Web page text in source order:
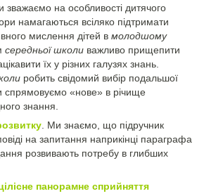
зважаємо на особливості дитячого
намагаються всіляко підтримати
мислення дітей в молодшому
середньої школи важливо прищепити
їх у різних галузях знань.
робить свідомий вибір подальшої
«нове» в річище
знання.
. Ми знаємо, що підручник
на запитання наприкінці параграфа
розвивають потребу в глибших
панорамне сприйняття